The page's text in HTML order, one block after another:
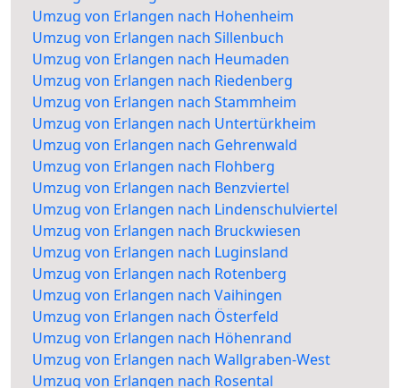
Umzug von Erlangen nach Hohenheim
Umzug von Erlangen nach Sillenbuch
Umzug von Erlangen nach Heumaden
Umzug von Erlangen nach Riedenberg
Umzug von Erlangen nach Stammheim
Umzug von Erlangen nach Untertürkheim
Umzug von Erlangen nach Gehrenwald
Umzug von Erlangen nach Flohberg
Umzug von Erlangen nach Benzviertel
Umzug von Erlangen nach Lindenschulviertel
Umzug von Erlangen nach Bruckwiesen
Umzug von Erlangen nach Luginsland
Umzug von Erlangen nach Rotenberg
Umzug von Erlangen nach Vaihingen
Umzug von Erlangen nach Österfeld
Umzug von Erlangen nach Höhenrand
Umzug von Erlangen nach Wallgraben-West
Umzug von Erlangen nach Rosental